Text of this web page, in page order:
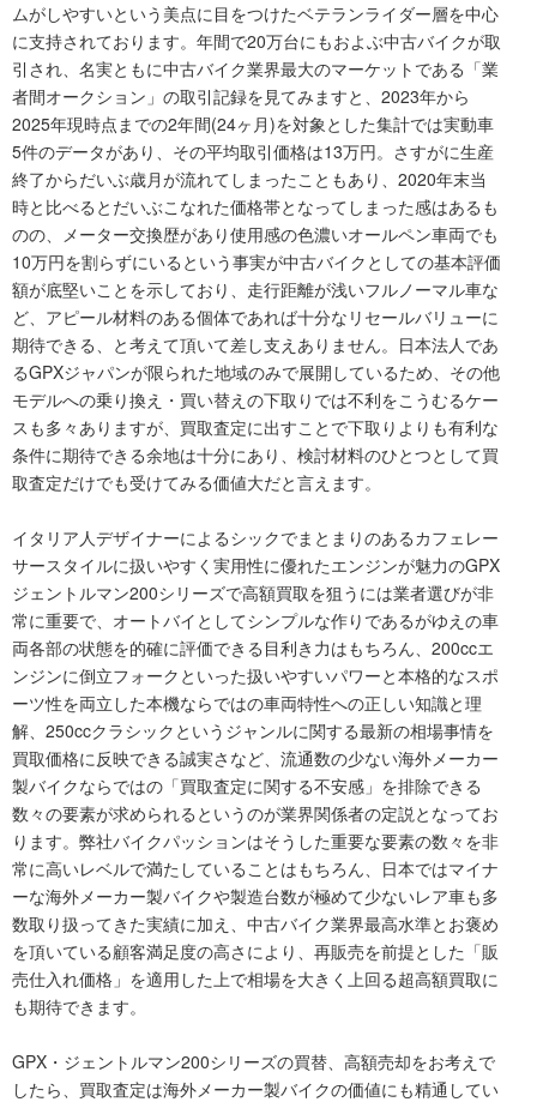
ムがしやすいという美点に目をつけたベテランライダー層を中心
に支持されております。年間で20万台にもおよぶ中古バイクが取
引され、名実ともに中古バイク業界最大のマーケットである「業
者間オークション」の取引記録を見てみますと、2023年から
2025年現時点までの2年間(24ヶ月)を対象とした集計では実動車
5件のデータがあり、その平均取引価格は13万円。さすがに生産
終了からだいぶ歳月が流れてしまったこともあり、2020年末当
時と比べるとだいぶこなれた価格帯となってしまった感はあるも
のの、メーター交換歴があり使用感の色濃いオールペン車両でも
10万円を割らずにいるという事実が中古バイクとしての基本評価
額が底堅いことを示しており、走行距離が浅いフルノーマル車な
ど、アピール材料のある個体であれば十分なリセールバリューに
期待できる、と考えて頂いて差し支えありません。日本法人であ
るGPXジャパンが限られた地域のみで展開しているため、その他
モデルへの乗り換え・買い替えの下取りでは不利をこうむるケー
スも多々ありますが、買取査定に出すことで下取りよりも有利な
条件に期待できる余地は十分にあり、検討材料のひとつとして買
取査定だけでも受けてみる価値大だと言えます。
イタリア人デザイナーによるシックでまとまりのあるカフェレー
サースタイルに扱いやすく実用性に優れたエンジンが魅力のGPX
ジェントルマン200シリーズで高額買取を狙うには業者選びが非
常に重要で、オートバイとしてシンプルな作りであるがゆえの車
両各部の状態を的確に評価できる目利き力はもちろん、200ccエ
ンジンに倒立フォークといった扱いやすいパワーと本格的なスポ
ーツ性を両立した本機ならではの車両特性への正しい知識と理
解、250ccクラシックというジャンルに関する最新の相場事情を
買取価格に反映できる誠実さなど、流通数の少ない海外メーカー
製バイクならではの「買取査定に関する不安感」を排除できる
数々の要素が求められるというのが業界関係者の定説となってお
ります。弊社バイクパッションはそうした重要な要素の数々を非
常に高いレベルで満たしていることはもちろん、日本ではマイナ
ーな海外メーカー製バイクや製造台数が極めて少ないレア車も多
数取り扱ってきた実績に加え、中古バイク業界最高水準とお褒め
を頂いている顧客満足度の高さにより、再販売を前提とした「販
売仕入れ価格」を適用した上で相場を大きく上回る超高額買取に
も期待できます。
GPX・ジェントルマン200シリーズの買替、高額売却をお考えで
したら、買取査定は海外メーカー製バイクの価値にも精通してい